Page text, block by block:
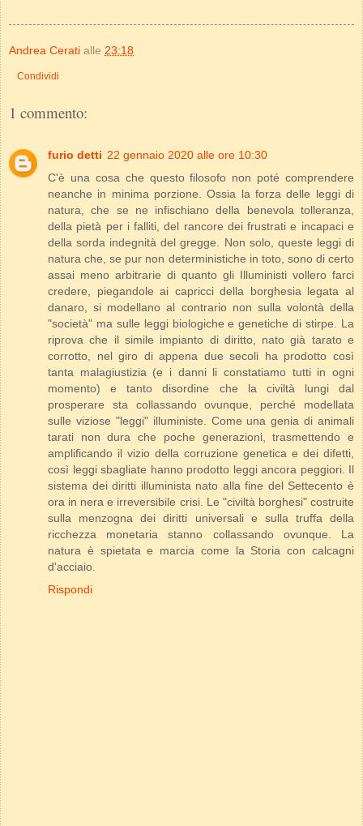
Andrea Cerati alle 23:18
Condividi
1 commento:
furio detti 22 gennaio 2020 alle ore 10:30
C'è una cosa che questo filosofo non poté comprendere
neanche in minima porzione. Ossia la forza delle leggi di
natura, che se ne infischiano della benevola tolleranza,
della pietà per i falliti, del rancore dei frustrati e incapaci e
della sorda indegnità del gregge. Non solo, queste leggi di
natura che, se pur non deterministiche in toto, sono di certo
assai meno arbitrarie di quanto gli Illuministi vollero farci
credere, piegandole ai capricci della borghesia legata al
danaro, si modellano al contrario non sulla volontà della
"società" ma sulle leggi biologiche e genetiche di stirpe. La
riprova che il simile impianto di diritto, nato già tarato e
corrotto, nel giro di appena due secoli ha prodotto così
tanta malagiustizia (e i danni li constatiamo tutti in ogni
momento) e tanto disordine che la civiltà lungi dal
prosperare sta collassando ovunque, perché modellata
sulle viziose "leggi" illuministe. Come una genia di animali
tarati non dura che poche generazioni, trasmettendo e
amplificando il vizio della corruzione genetica e dei difetti,
così leggi sbagliate hanno prodotto leggi ancora peggiori. Il
sistema dei diritti illuminista nato alla fine del Settecento è
ora in nera e irreversibile crisi. Le "civiltà borghesi" costruite
sulla menzogna dei diritti universali e sulla truffa della
ricchezza monetaria stanno collassando ovunque. La
natura è spietata e marcia come la Storia con calcagni
d'acciaio.
Rispondi